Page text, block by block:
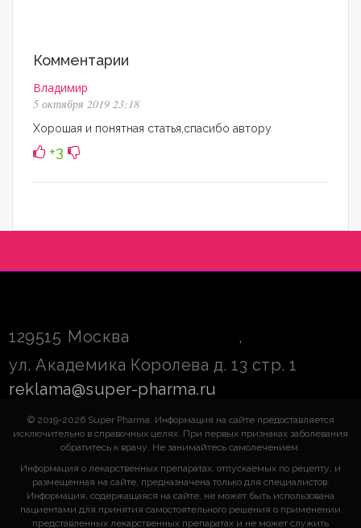
Комментарии
Владимир
5 октября 2019 23:18
Хорошая и понятная статья,спасибо автору
+3
129515 Москва
,
ул. Академика Королева д. 13 стр. 1
reklama@super-pharma.ru
© 2019-2026 Super Pharma. Информация на сайте предоставляется
исключительно в справочных целях. При первых признаках заболевания
обратитесь к врачу. Не занимайтесь самолечением.
Информация о лекарственных препаратах, отпускаемых по рецепту, и
размещенная на сайте, предназначена только для специалистов.
Информация, содержащаяся на сайте, не может быть использована
пациентами для принятия самостоятельного решения о применении
представленных лекарственных препаратах и не может служить